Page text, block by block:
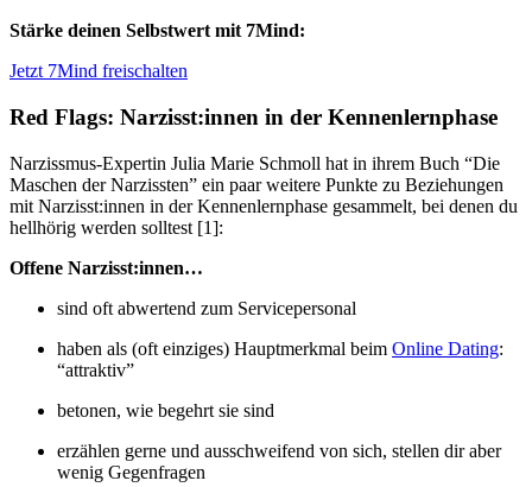
Stärke deinen Selbstwert mit 7Mind:
Jetzt 7Mind freischalten
Red Flags: Narzisst:innen in der Kennenlernphase
Narzissmus-Expertin Julia Marie Schmoll hat in ihrem Buch “Die
Maschen der Narzissten” ein paar weitere Punkte zu Beziehungen
mit Narzisst:innen in der Kennenlernphase gesammelt, bei denen du
hellhörig werden solltest [1]:
Offene Narzisst:innen…
sind oft abwertend zum Servicepersonal
haben als (oft einziges) Hauptmerkmal beim Online Dating:
“attraktiv”
betonen, wie begehrt sie sind
erzählen gerne und ausschweifend von sich, stellen dir aber
wenig Gegenfragen